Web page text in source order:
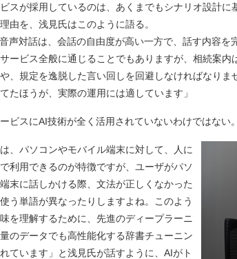
スが採用しているのは、あくまでもシナリオ設計
由を、浅見氏はこのように語る。
音声対話は、会話の自由度が高い一方で、話す内容
ービス全般に通じることでもありますが、相続案
、規定を逸脱した言い回しを回避しなければなり
たほうが、実際の運用には適しています」
ビスにAI技術が全く活用されていないわけではない。
は、パソコンやモバイル端末に対して、人に
利用できるのが特徴ですが、ユーザがパソ
末に話しかける際、文法が正しくなかった
う単語が異なったりしますよね。このよう
を理解するために、先進のディープラーニ
のデータでも高性能化する辞書チューニン
ています」と浅見氏が話すように、AIがト